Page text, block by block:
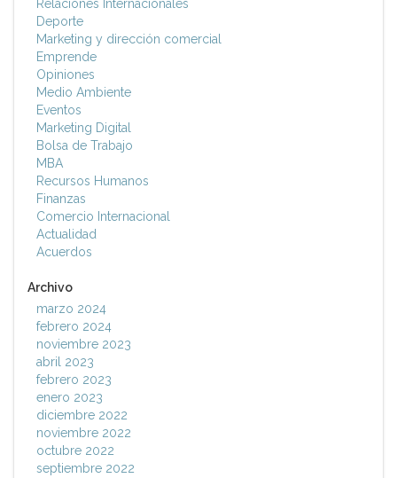
Relaciones Internacionales
Deporte
Marketing y dirección comercial
Emprende
Opiniones
Medio Ambiente
Eventos
Marketing Digital
Bolsa de Trabajo
MBA
Recursos Humanos
Finanzas
Comercio Internacional
Actualidad
Acuerdos
Archivo
marzo 2024
febrero 2024
noviembre 2023
abril 2023
febrero 2023
enero 2023
diciembre 2022
noviembre 2022
octubre 2022
septiembre 2022